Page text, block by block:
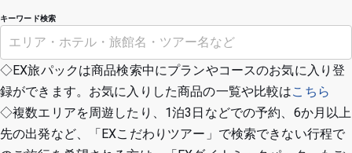
キーワード検索
◇EX旅パックは商品検索中にプランやコースのお気に入り登
録ができます。お気に入りした商品の一覧や比較はこちら
◇複数エリアを周遊したり、1泊3日などでの予約、6か月以上
先の出発など、「EXこだわりツアー」で検索できない行程で